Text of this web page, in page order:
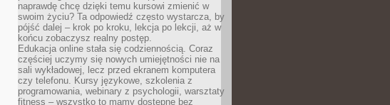
naprawdę chcę dzięki temu kursowi zmienić w
swoim życiu? Ta odpowiedź często wystarcza, by
pójść dalej – krok po kroku, lekcja po lekcji, aż w
końcu zobaczysz realny postęp.
Edukacja online stała się codziennością. Coraz
częściej uczymy się nowych umiejętności nie na
sali wykładowej, lecz przed ekranem komputera
czy telefonu. Kursy językowe, szkolenia z
programowania, webinary z psychologii, warsztaty
fitness – wszystko to mamy dostępne bez